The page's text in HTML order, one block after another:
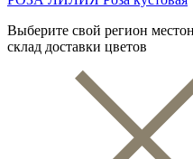
Выберите свой регион
склад доставки цветов